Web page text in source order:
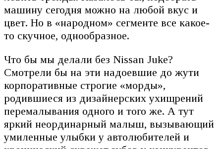
машину сегодня можно на любой вкус и
цвет. Но в «народном» сегменте все какое-
то скучное, однообразное.
Что бы мы делали без Nissan Juke?
Смотрели бы на эти надоевшие до жути
корпоративные строгие «морды»,
родившиеся из дизайнерских ухищрений
перемалывания одного и того же. А тут
яркий неординарный малыш, вызывающий
умиленные улыбки у автолюбителей и